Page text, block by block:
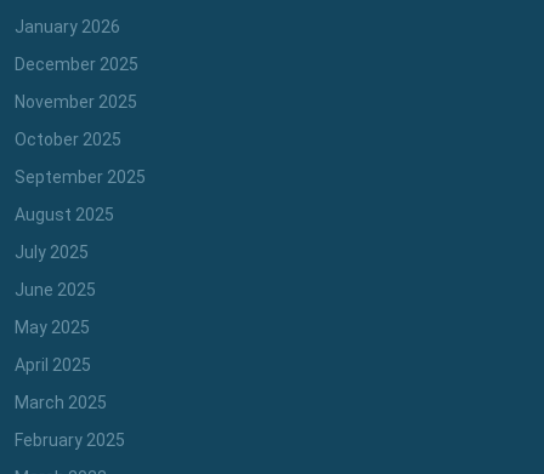
January 2026
December 2025
November 2025
October 2025
September 2025
August 2025
July 2025
June 2025
May 2025
April 2025
March 2025
February 2025